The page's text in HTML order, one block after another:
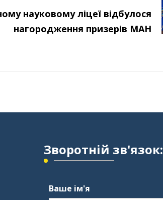
науковому ліцеї відбулося
нагородження призерів МАН
Зворотній зв'язок:
Ваше ім'я